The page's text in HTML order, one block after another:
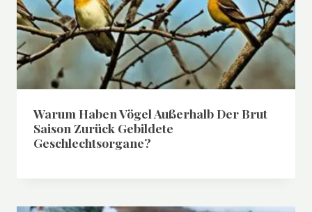
Warum Haben Vögel Außerhalb Der Brut
Saison Zurück Gebildete
Geschlechtsorgane?